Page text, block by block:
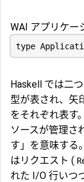
WAI アプリケー
Haskell では二
型が表され、矢
をそれぞれ表す
ソースが管理さ
す」を意味する
はリクエスト (
れた I/O 行いつ